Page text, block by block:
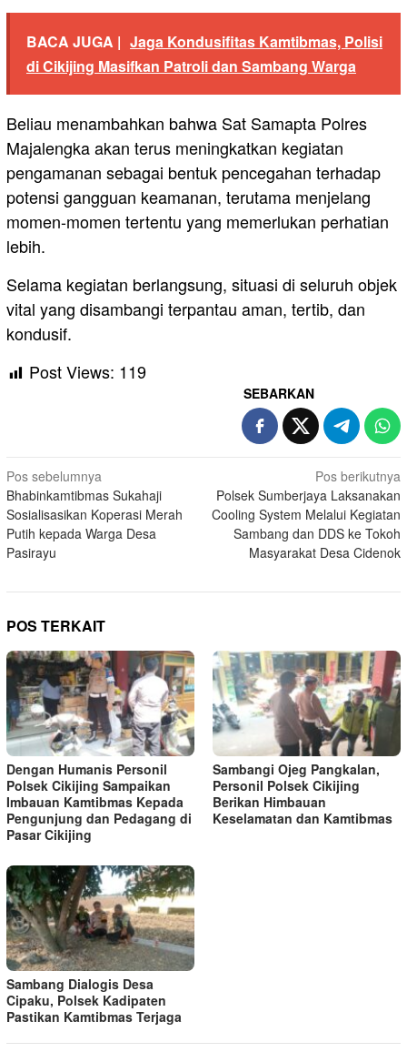
BACA JUGA | Jaga Kondusifitas Kamtibmas, Polisi
di Cikijing Masifkan Patroli dan Sambang Warga
Beliau menambahkan bahwa Sat Samapta Polres
Majalengka akan terus meningkatkan kegiatan
pengamanan sebagai bentuk pencegahan terhadap
potensi gangguan keamanan, terutama menjelang
momen-momen tertentu yang memerlukan perhatian
lebih.
Selama kegiatan berlangsung, situasi di seluruh objek
vital yang disambangi terpantau aman, tertib, dan
kondusif.
Post Views: 119
SEBARKAN
Navigasi
pos
Pos sebelumnya
Bhabinkamtibmas Sukahaji
Sosialisasikan Koperasi Merah
Putih kepada Warga Desa
Pasirayu
Pos berikutnya
Polsek Sumberjaya Laksanakan
Cooling System Melalui Kegiatan
Sambang dan DDS ke Tokoh
Masyarakat Desa Cidenok
POS TERKAIT
Dengan Humanis Personil
Polsek Cikijing Sampaikan
Imbauan Kamtibmas Kepada
Pengunjung dan Pedagang di
Pasar Cikijing
Sambangi Ojeg Pangkalan,
Personil Polsek Cikijing
Berikan Himbauan
Keselamatan dan Kamtibmas
Sambang Dialogis Desa
Cipaku, Polsek Kadipaten
Pastikan Kamtibmas Terjaga